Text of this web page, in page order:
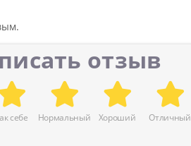
отзыв
себе Нормальный Хороший Отличный